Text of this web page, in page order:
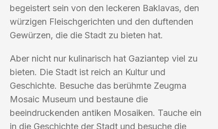
begeistert sein von den leckeren Baklavas, den
würzigen Fleischgerichten und den duftenden
Gewürzen, die die Stadt zu bieten hat.
Aber nicht nur kulinarisch hat Gaziantep viel zu
bieten. Die Stadt ist reich an Kultur und
Geschichte. Besuche das berühmte Zeugma
Mosaic Museum und bestaune die
beeindruckenden antiken Mosaiken. Tauche ein
in die Geschichte der Stadt und besuche die